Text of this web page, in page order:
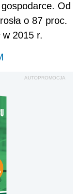
Od
o 87 proc.
w 2015 r.
AUTOPROMOCJA